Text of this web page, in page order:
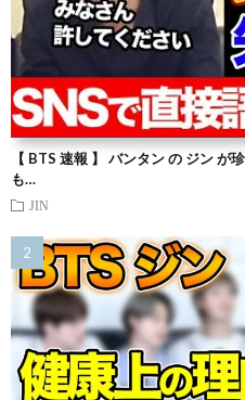
【 BTS 速報 】 バンタン の ジン が
も…
JIN